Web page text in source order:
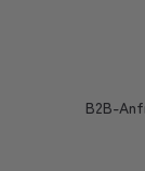
B2B-